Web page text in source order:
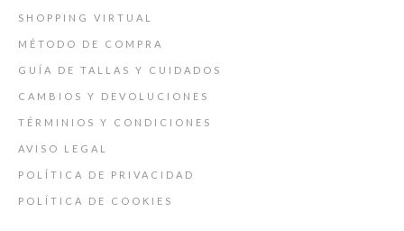
SHOPPING VIRTUAL
MÉTODO DE COMPRA
GUÍA DE TALLAS Y CUIDADOS
CAMBIOS Y DEVOLUCIONES
TÉRMINIOS Y CONDICIONES
AVISO LEGAL
POLÍTICA DE PRIVACIDAD
POLÍTICA DE COOKIES